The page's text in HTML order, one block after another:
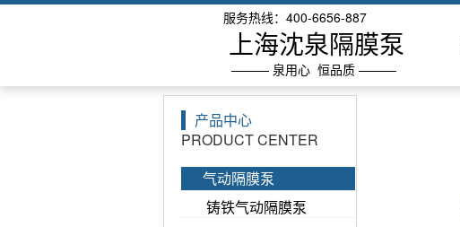
服务热线：400-6656-887
上海沈泉隔膜泵
——— 泉用心 恒品质 ———
产品中心
PRODUCT CENTER
气动隔膜泵
铸铁气动隔膜泵